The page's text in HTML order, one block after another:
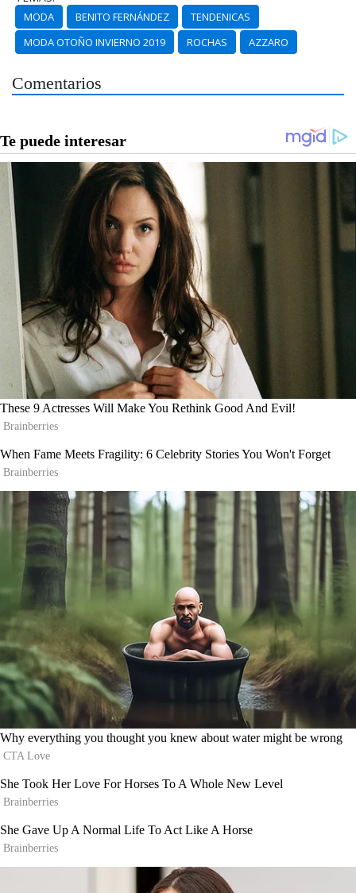
MODA BENITO FERNÁNDEZ
TENDENICAS
MODA OTOÑO INVIERNO 2019
ROCHAS AZZARO
Comentarios